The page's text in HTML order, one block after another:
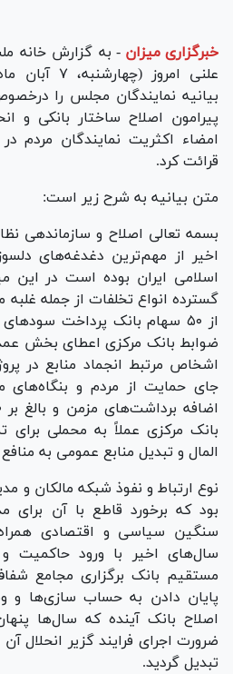
خبرگزاری میزان - به گزارش خانه
علنی امروز
بیانیه نمایندگان مجلس را
پیرامون اصلاح ساختار بانکی و
امضاء اکثریت نمایندگان مردم
قرائت کرد.
متن بیانیه به شرح زیر است:
بسمه تعالی اصلاح و سازماندهی
اخیر از مهم‌ترین دغدغه‌های
اسلامی ایران بوده است در این
گسترده انواع تخلفات از جمله
از ۵۰ سهام بانک پرداخت سود‌های
ضوابط بانک مرکزی اعطای بخش
اشخاص مرتبط انجماد منابع در
جای حمایت از مردم و بنگاه‌های
بانک مرکزی عملاً به محملی
المال و تبدیل منابع عمومی به
نوع ارتباط و نفوذ شبکه مالکان و
بود که برخورد قاطع با آن برای
سنگین سیاسی و اقتصادی
سال‌های اخیر با ورود حاکمیت
مستقیم بانک برگزاری مجامع
پایان دادن به حساب سازی‌ها و
اصلاح بانک آینده که سال‌ها
ضرورت اجرای فرایند گزیر انحلال
تبدیل گردید.